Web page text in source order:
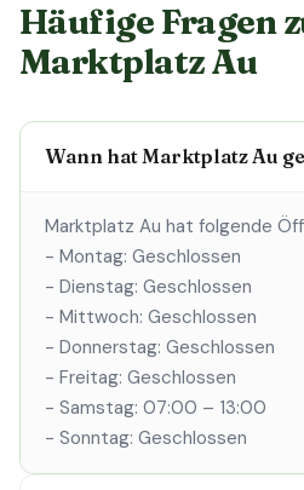
Häufige Fragen
Marktplatz Au
Wann hat Marktplatz Au
Marktplatz Au hat folgende
- Montag: Geschlossen
- Dienstag: Geschlossen
- Mittwoch: Geschlossen
- Donnerstag: Geschlossen
- Freitag: Geschlossen
- Samstag: 07:00 – 13:00
- Sonntag: Geschlossen